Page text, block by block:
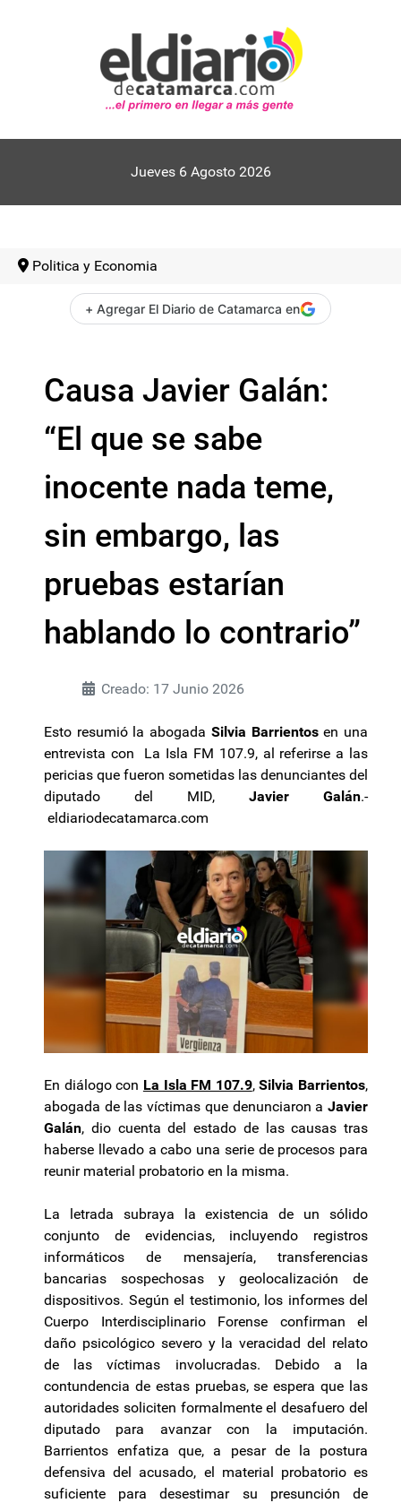
Jueves 6 Agosto 2026
Politica y Economia
+ Agregar El Diario de Catamarca en
Causa Javier Galán:
“El que se sabe
inocente nada teme,
sin embargo, las
pruebas estarían
hablando lo contrario”
Creado: 17 Junio 2026
Esto resumió la abogada Silvia Barrientosen una
entrevista con La Isla FM 107.9, al referirse a las
pericias que fueron sometidas las denunciantes del
diputado del MID, Javier Galán.-
eldiariodecatamarca.com
En diálogo con La Isla FM 107.9,Silvia Barrientos,
abogada de las víctimas que denunciaron a Javier
Galán, dio cuenta del estado de las causas tras
haberse llevado a cabo una serie de procesos para
reunir material probatorio en la misma.
La letrada subraya la existencia de un sólido
conjunto de evidencias, incluyendo registros
informáticos de mensajería, transferencias
bancarias sospechosas y geolocalización de
dispositivos. Según el testimonio, los informes del
Cuerpo Interdisciplinario Forense confirman el
daño psicológico severo y la veracidad del relato
de las víctimas involucradas. Debido a la
contundencia de estas pruebas, se espera que las
autoridades soliciten formalmente el desafuero del
diputado para avanzar con la imputación.
Barrientos enfatiza que, a pesar de la postura
defensiva del acusado, el material probatorio es
suficiente para desestimar su presunción de